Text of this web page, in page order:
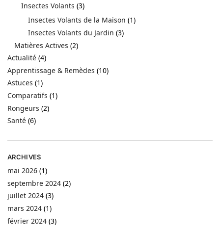
Insectes Volants (3)
Insectes Volants de la Maison (1)
Insectes Volants du Jardin (3)
Matières Actives (2)
Actualité (4)
Apprentissage & Remèdes (10)
Astuces (1)
Comparatifs (1)
Rongeurs (2)
Santé (6)
ARCHIVES
mai 2026 (1)
septembre 2024 (2)
juillet 2024 (3)
mars 2024 (1)
février 2024 (3)